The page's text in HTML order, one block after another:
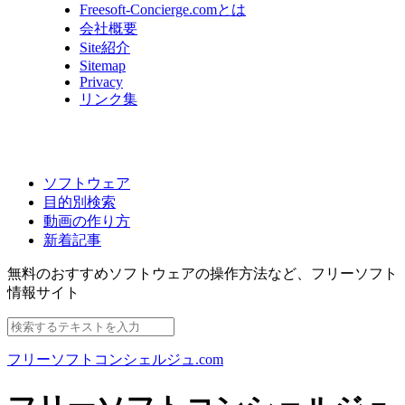
Freesoft-Concierge.comとは
会社概要
Site紹介
Sitemap
Privacy
リンク集
ソフトウェア
目的別検索
動画の作り方
新着記事
無料のおすすめソフトウェアの操作方法など、 フリーソフト
情報サイト
フリーソフトコンシェルジュ.com